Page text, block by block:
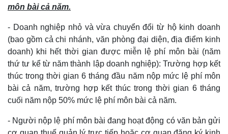
môn bài cả năm.
- Doanh nghiệp nhỏ và vừa chuyển đổi từ hộ kinh doanh
(bao gồm cả chi nhánh, văn phòng đại diện, địa điểm kinh
doanh) khi hết thời gian được miễn lệ phí môn bài (năm
thứ tư kể từ năm thành lập doanh nghiệp): Trường hợp kết
thúc trong thời gian 6 tháng đầu năm nộp mức lệ phí môn
bài cả năm, trường hợp kết thúc trong thời gian 6 tháng
cuối năm nộp 50% mức lệ phí môn bài cả năm.
- Người nộp lệ phí môn bài đang hoạt động có văn bản gửi